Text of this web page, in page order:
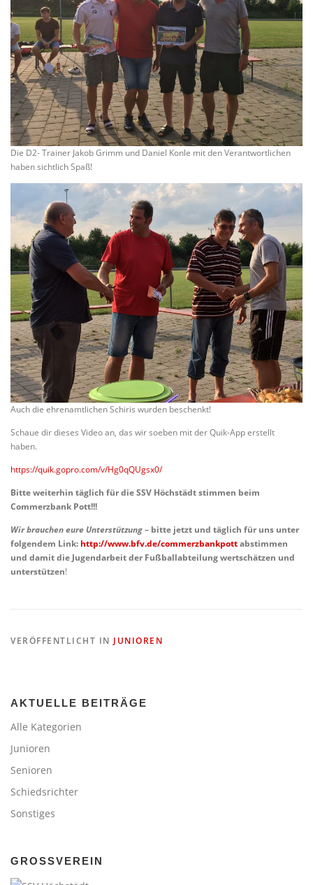
Die D2- Trainer Jakob Grimm und Daniel Konle mit den Verantwortlichen
haben sichtlich Spaß!
Auch die ehrenamtlichen Schiris wurden beschenkt!
Schaue dir dieses Video an, das wir soeben mit der Quik-App erstellt
haben.
https://quik.gopro.com/v/Hg0qQUgsx0/
Bitte weiterhin täglich für die SSV Höchstädt stimmen beim
Commerzbank Pott!!!
Wir brauchen eure Unterstützung– bitte jetzt und täglich für uns unter
folgendem Link: http://www.bfv.de/commerzbankpottabstimmen
und damit die Jugendarbeit der Fußballabteilung wertschätzen und
unterstützen!
VERÖFFENTLICHT IN JUNIOREN
AKTUELLE BEITRÄGE
Alle Kategorien
Junioren
Senioren
Schiedsrichter
Sonstiges
GROSSVEREIN